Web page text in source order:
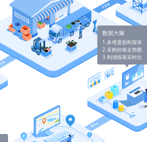
数据大脑
1.多维度损耗报表
2.采购价格走势图
3.利润报表实时出